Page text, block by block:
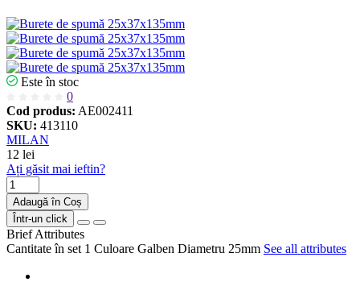
Este în stoc
0
Cod produs: AE002411
SKU: 413110
MILAN
12 lei
Ați găsit mai ieftin?
Adaugă în Coș
Într-un click
Brief Attributes
Cantitate în set 1 Culoare Galben Diametru 25mm See all attributes